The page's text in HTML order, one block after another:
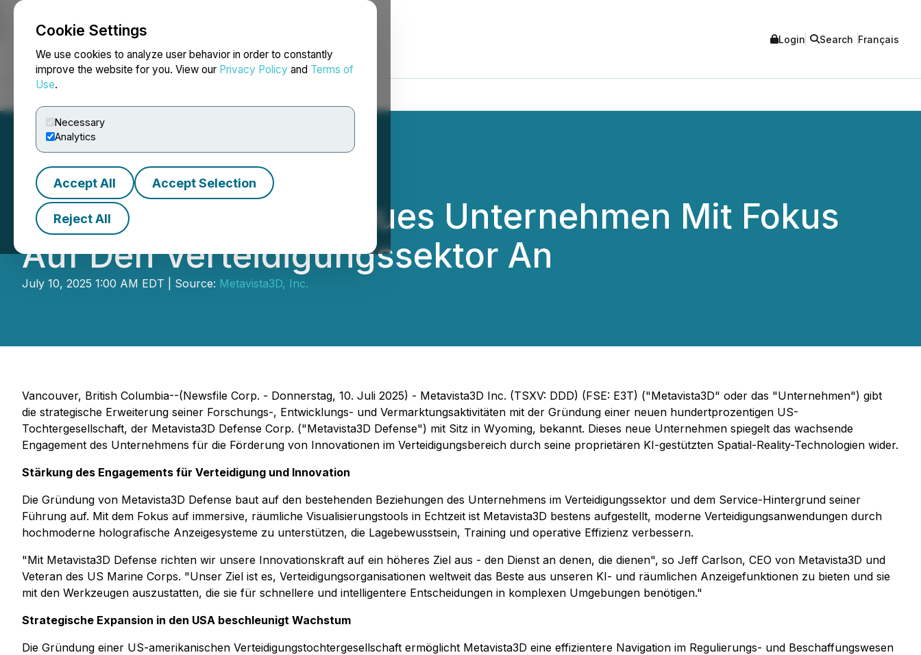
Cookie Settings
We use cookies to analyze user behavior in order to constantly
improve the website for you. View our Privacy Policy and Terms of
Use.
Necessary
Analytics
Accept All Accept Selection
Reject All
NEWSFILE Login Search Français
Metavista Kündigt Neues Unternehmen Mit Fokus
Auf Den Verteidigungssektor An
July 10, 2025 1:00 AM EDT | Source: Metavista3D, Inc.
Vancouver, British Columbia--(Newsfile Corp. - Donnerstag, 10. Juli 2025) - Metavista3D Inc. (TSXV: DDD) (FSE: E3T) ("Metavista3D" oder das "Unternehmen") gibt
die strategische Erweiterung seiner Forschungs-, Entwicklungs- und Vermarktungsaktivitäten mit der Gründung einer neuen hundertprozentigen US-
Tochtergesellschaft, der Metavista3D Defense Corp. ("Metavista3D Defense") mit Sitz in Wyoming, bekannt. Dieses neue Unternehmen spiegelt das wachsende
Engagement des Unternehmens für die Förderung von Innovationen im Verteidigungsbereich durch seine proprietären KI-gestützten Spatial-Reality-Technologien wider.
Stärkung des Engagements für Verteidigung und Innovation
Die Gründung von Metavista3D Defense baut auf den bestehenden Beziehungen des Unternehmens im Verteidigungssektor und dem Service-Hintergrund seiner
Führung auf. Mit dem Fokus auf immersive, räumliche Visualisierungstools in Echtzeit ist Metavista3D bestens aufgestellt, moderne Verteidigungsanwendungen durch
hochmoderne holografische Anzeigesysteme zu unterstützen, die Lagebewusstsein, Training und operative Effizienz verbessern.
"Mit Metavista3D Defense richten wir unsere Innovationskraft auf ein höheres Ziel aus - den Dienst an denen, die dienen", so Jeff Carlson, CEO von Metavista3D und
Veteran des US Marine Corps. "Unser Ziel ist es, Verteidigungsorganisationen weltweit das Beste aus unseren KI- und räumlichen Anzeigefunktionen zu bieten und sie
mit den Werkzeugen auszustatten, die sie für schnellere und intelligentere Entscheidungen in komplexen Umgebungen benötigen."
Strategische Expansion in den USA beschleunigt Wachstum
Die Gründung einer US-amerikanischen Verteidigungstochtergesellschaft ermöglicht Metavista3D eine effizientere Navigation im Regulierungs- und Beschaffungswesen